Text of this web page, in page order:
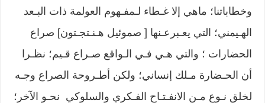
وخطاباتنا؛ ماهي إلا غـطاء لـمفـهوم العولمة ذات البـعد
الهـيمني؛ التي يعـبرعـنها [ صموئيل هـنـتجـتون] صراع
الحضارات ؛ والتي هـي فـي الـواقع صـراع قـيم؛ نظـرا
أن الحـضارة مـلك إنساني؛ ولكن أطـروحة الصراع وجـه
لخلق نـوع مـن الانفـتـاح الفـكري والسلوكي نحـو الآخر؛